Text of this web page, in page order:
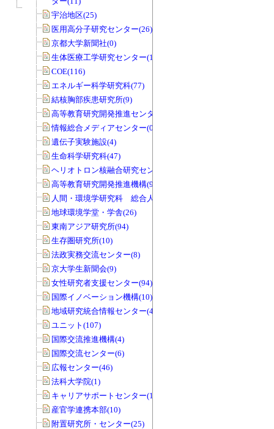
宇治地区(25)
医用高分子研究センター(26)
京都大学新聞社(0)
生体医療工学研究センター(19)
COE(116)
エネルギー科学研究科(77)
結核胸部疾患研究所(9)
高等教育研究開発推進センター(68)
情報総合メディアセンター(0)
遺伝子実験施設(4)
生命科学研究科(47)
ヘリオトロン核融合研究センター(8)
高等教育研究開発推進機構(99)
人間・環境学研究科 総合人間学部(28)
地球環境学堂・学舎(26)
東南アジア研究所(94)
生存圏研究所(10)
法政実務交流センター(8)
京大学生新聞会(9)
女性研究者支援センター(94)
国際イノベーション機構(10)
地域研究統合情報センター(40)
ユニット(107)
国際交流推進機構(4)
国際交流センター(6)
広報センター(46)
法科大学院(1)
キャリアサポートセンター(1)
産官学連携本部(10)
附置研究所・センター(25)